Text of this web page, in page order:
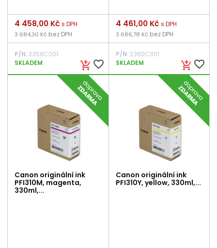
add_shopping_cart favorite_border
Cena
4 458,00 Kč s DPH
3 684,30 Kč bez DPH
P/N: 2359C001
SKLADEM
add_shopping_cart favorite_border
Cena
4 461,00 Kč s DPH
3 686,78 Kč bez DPH
P/N:2360C001
SKLADEM
Canon originální ink
PFI310M, magenta,
330ml,...
Canon originální ink
PFI310Y, yellow, 330ml,...